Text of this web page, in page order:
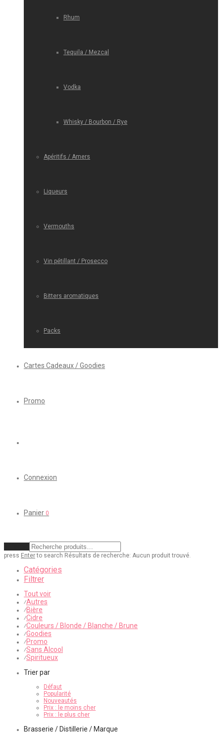
Rhum
Tequila / Mezcal
Vodka
Whisky / Bourbon / Rye
Apéritifs / Amers
Liqueurs
Vermouths
Vin pétillant / Prosecco
Bitters aromatiques
Packs
Cartes Cadeaux / Goodies
Promo
Connexion
Panier 0
press Enterto search Résultats de recherche: Aucun produit trouvé.
Catégories
Filtrer
Tout voir
⁄Autres
⁄Bière
⁄Cidre
⁄Couleurs / Blonde / Blanche / Brune
⁄Goodies
⁄Promo
⁄Sans Alcool
⁄Spiritueux
Trier par
Défaut
Popularité
Nouveautés
Prix : le moins cher
Prix : le plus cher
Brasserie / Distillerie / Marque